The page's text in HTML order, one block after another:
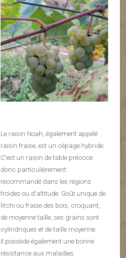
Le raisin Noah, également appelé
raisin fraise, est un cépage hybride.
C’est un raisin de table précoce
donc particulièrement
recommandé dans les régions
froides ou d’altitude. Goût unique de
litchi ou fraise des bois, croquant,
de moyenne taille, ses grains sont
cylindriques et de taille moyenne.
Il possède également une bonne
résistance aux maladies.